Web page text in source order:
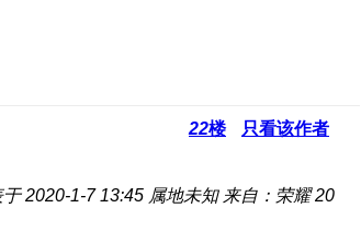
22楼 只看该作者
于 2020-1-7 13:45 属地未知 来自：荣耀 20